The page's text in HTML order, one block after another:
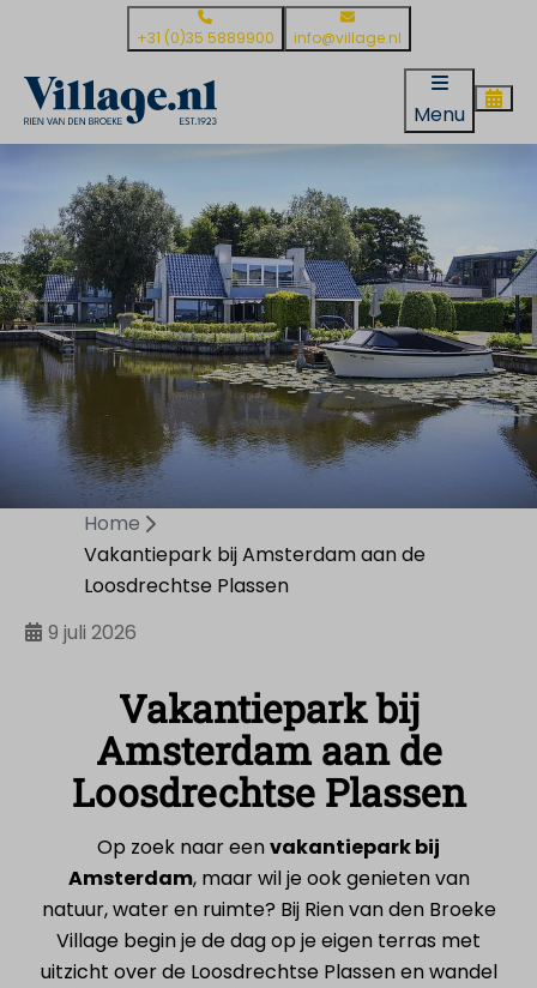
+31 (0)35 5889900 info@village.nl
Menu
Home
Vakantiepark bij Amsterdam aan de
Loosdrechtse Plassen
9 juli 2026
Vakantiepark bij
Amsterdam aan de
Loosdrechtse Plassen
Op zoek naar eenvakantiepark bij
Amsterdam, maar wil je ook genieten van
natuur, water en ruimte? Bij Rien van den Broeke
Village begin je de dag op je eigen terras met
uitzicht over de Loosdrechtse Plassen en wandel